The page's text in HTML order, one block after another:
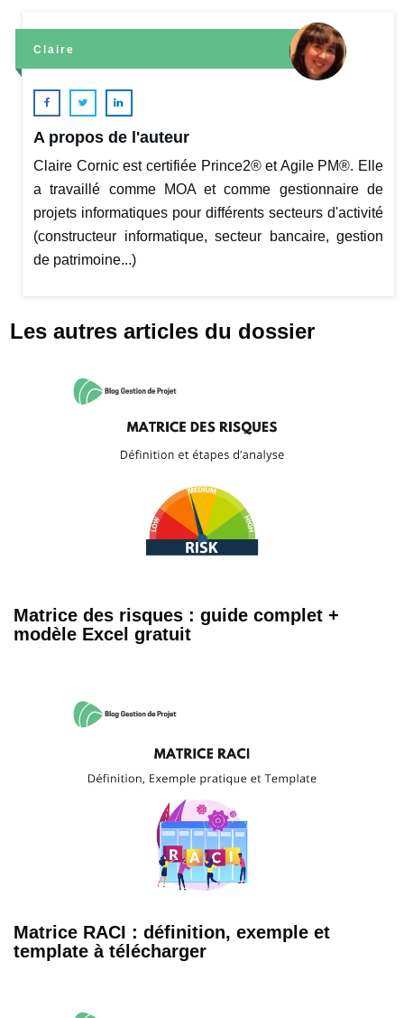
Claire
A propos de l'auteur
Claire Cornic est certifiée Prince2® et Agile PM®. Elle
a travaillé comme MOA et comme gestionnaire de
projets informatiques pour différents secteurs d'activité
(constructeur informatique, secteur bancaire, gestion
de patrimoine...)
Les autres articles du dossier
Matrice des risques : guide complet +
modèle Excel gratuit
Matrice RACI : définition, exemple et
template à télécharger